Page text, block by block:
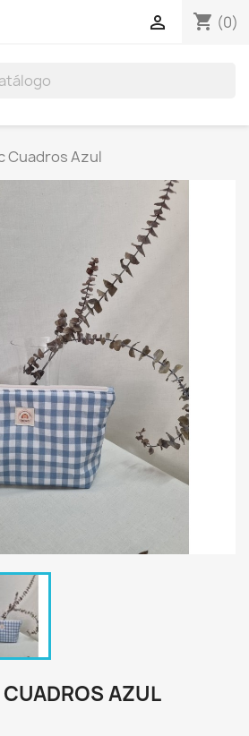
shopping_cart (0)

Cuadros Azul
CUADROS AZUL